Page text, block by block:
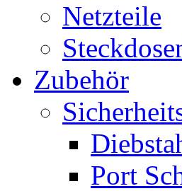
Netzteile
Zubehör
Port